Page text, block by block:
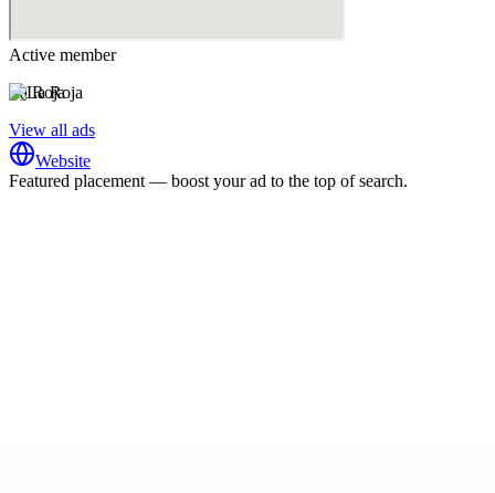
Active member
La Roja
View all ads
Website
Featured placement — boost your ad to the top of search.